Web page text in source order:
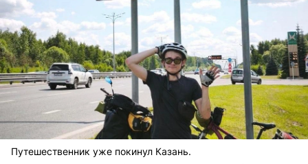
Путешественник уже покинул Казань.